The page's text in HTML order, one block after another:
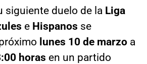
siguiente duelo de la Liga
e Hispanos se
lunes 10 de marzo a
horas en un partido